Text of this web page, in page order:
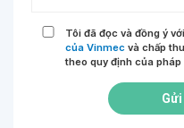
Tôi đã đọc và đồng ý với
của Vinmec và chấp
theo quy định của pháp